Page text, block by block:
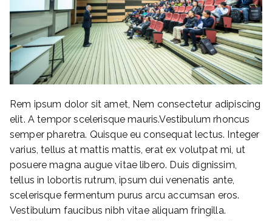
Rem ipsum dolor sit amet, Nem consectetur adipiscing
elit. A tempor scelerisque mauris.Vestibulum rhoncus
semper pharetra. Quisque eu consequat lectus. Integer
varius, tellus at mattis mattis, erat ex volutpat mi, ut
posuere magna augue vitae libero. Duis dignissim,
tellus in lobortis rutrum, ipsum dui venenatis ante,
scelerisque fermentum purus arcu accumsan eros.
Vestibulum faucibus nibh vitae aliquam fringilla.